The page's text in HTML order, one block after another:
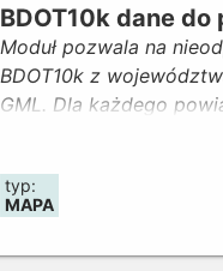
BDOT10k dane do
Moduł pozwala na
BDOT10k z
GML. Dla każdego
każdy stanowi odrębną
BDOT GML (folder
typ:
MAPA